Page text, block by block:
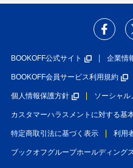
BOOKOFF公式サイト 企業情
BOOKOFF会員サービス利用規約
個人情報保護方針 ソーシャル
カスタマーハラスメントに対する基
特定商取引法に基づく表示 利用
ブックオフグループホールディング